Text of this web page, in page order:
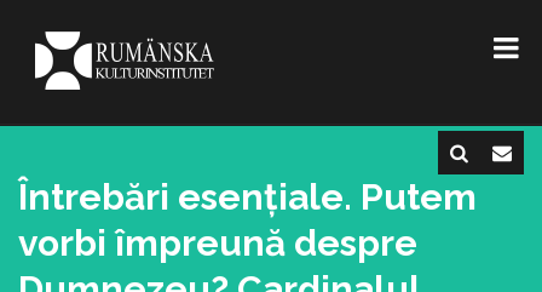
Întrebări esențiale. Putem
vorbi împreună despre